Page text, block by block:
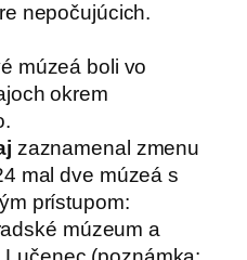
nepočujúcich.
múzeá boli vo
okrem
zaznamenal zmenu
mal dve múzeá s
prístupom:
múzeum a